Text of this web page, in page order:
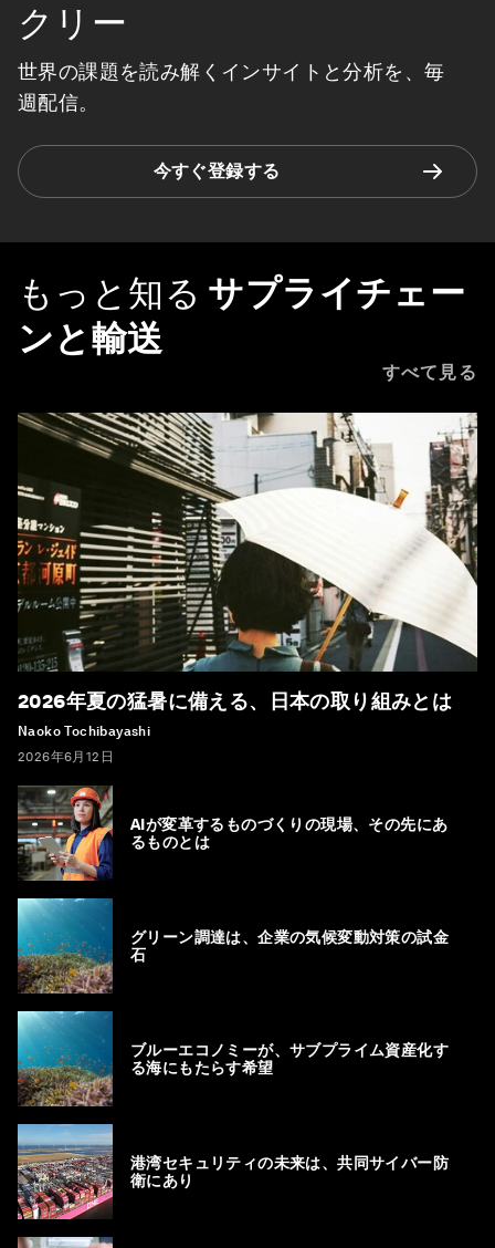
クリー
世界の課題を読み解くインサイトと分析を、毎
週配信。
今すぐ登録する
もっと知る サプライチェー
ンと輸送
すべて見る
2026年夏の猛暑に備える、日本の取り組みとは
Naoko Tochibayashi
2026年6月12日
AIが変革するものづくりの現場、その先にあ
るものとは
グリーン調達は、企業の気候変動対策の試金
石
ブルーエコノミーが、サブプライム資産化す
る海にもたらす希望
港湾セキュリティの未来は、共同サイバー防
衛にあり